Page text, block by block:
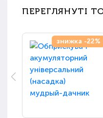
ПЕРЕГЛЯНУТІ
знижка -22%